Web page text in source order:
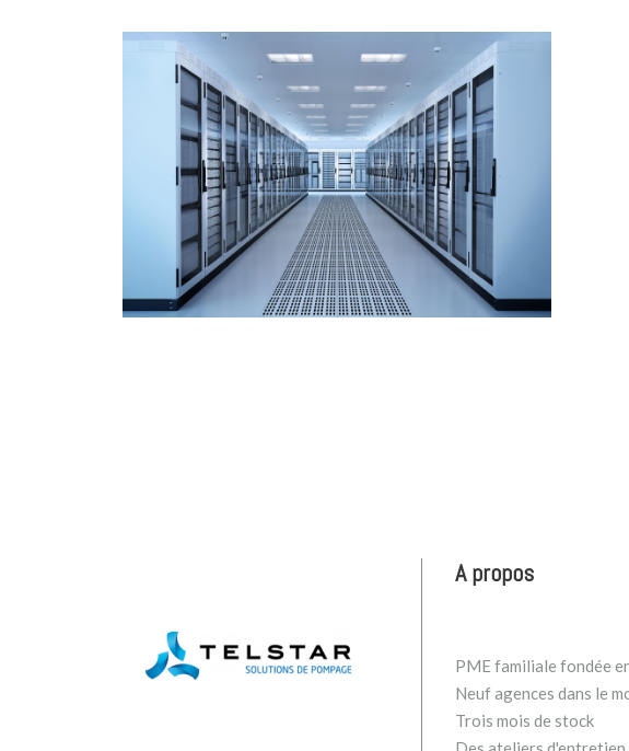
A propos
PME familiale fondée
Neuf agences dans le
Trois mois de stock